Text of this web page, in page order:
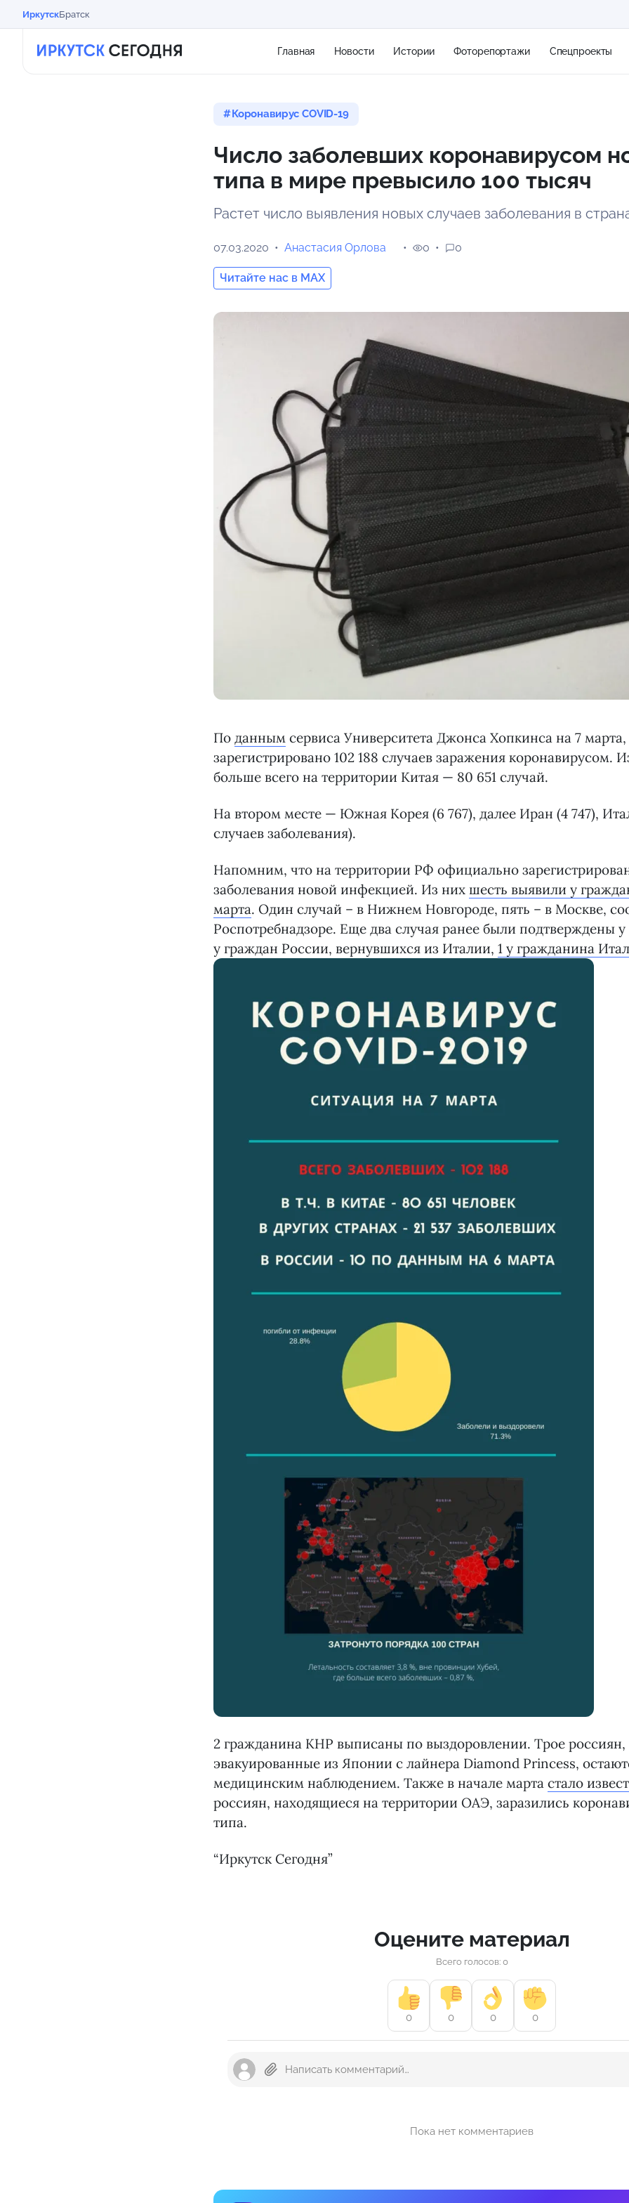
ИркутскБратск
Главная Новости Истории Фоторепортажи Спецпроекты
8 м/с
Коронавирус COVID-19
Число заболевших коронавирусом
типа в мире превысило 100 тысяч
Растет число выявления новых случаев заболевания в
07.03.2020 Анастасия Орлова
Читайте нас в MAX
0 0
По данным сервиса Университета Джонса Хопкинса на 7
зарегистрировано 102 188 случаев заражения коронавирусом.
больше всего на территории Китая — 80 651 случай.
На втором месте — Южная Корея (6 767), далее Иран (4 747),
случаев заболевания).
Напомним, что на территории РФ официально
заболевания новой инфекцией. Из них шесть выявили у
марта. Один случай – в Нижнем Новгороде, пять – в Москве,
Роспотребнадзоре. Еще два случая ранее были подтверждены
у граждан России, вернувшихся из Италии, 1 у гражданина
2 гражданина КНР выписаны по выздоровлении. Трое россиян,
эвакуированные из Японии с лайнера Diamond Princess,
медицинским наблюдением. Также в начале марта стало
россиян, находящиеся на территории ОАЭ, заразились
типа.
“Иркутск Сегодня”
Оцените материал
Всего голосов: 0
0 0 0 0
Пока нет комментариев